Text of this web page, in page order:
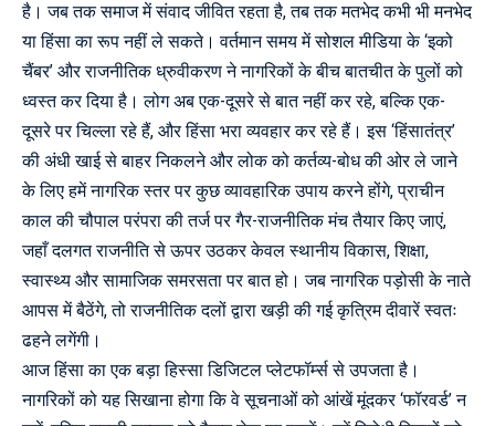
है। जब तक समाज में संवाद जीवित रहता है, तब तक मतभेद कभी भी मनभेद
या हिंसा का रूप नहीं ले सकते। वर्तमान समय में सोशल मीडिया के ‘इको
चैंबर’ और राजनीतिक ध्रुवीकरण ने नागरिकों के बीच बातचीत के पुलों को
ध्वस्त कर दिया है। लोग अब एक-दूसरे से बात नहीं कर रहे, बल्कि एक-
दूसरे पर चिल्ला रहे हैं, और हिंसा भरा व्यवहार कर रहे हैं। इस ‘हिंसातंत्र’
की अंधी खाई से बाहर निकलने और लोक को कर्तव्य-बोध की ओर ले जाने
के लिए हमें नागरिक स्तर पर कुछ व्यावहारिक उपाय करने होंगे, प्राचीन
काल की चौपाल परंपरा की तर्ज पर गैर-राजनीतिक मंच तैयार किए जाएं,
जहाँ दलगत राजनीति से ऊपर उठकर केवल स्थानीय विकास, शिक्षा,
स्वास्थ्य और सामाजिक समरसता पर बात हो। जब नागरिक पड़ोसी के नाते
आपस में बैठेंगे, तो राजनीतिक दलों द्वारा खड़ी की गई कृत्रिम दीवारें स्वतः
ढहने लगेंगी।
आज हिंसा का एक बड़ा हिस्सा डिजिटल प्लेटफॉर्म्स से उपजता है।
नागरिकों को यह सिखाना होगा कि वे सूचनाओं को आंखें मूंदकर ‘फॉरवर्ड’ न